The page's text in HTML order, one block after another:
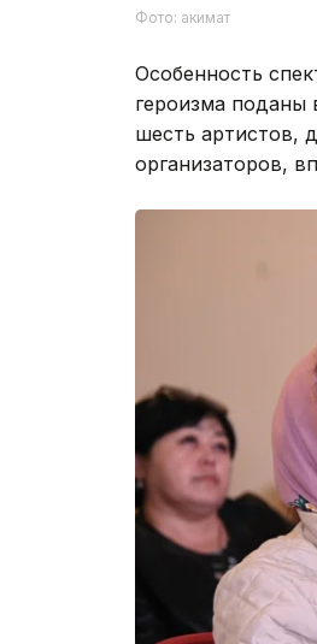
Фото: акимат
Особенность
героизма поданы
шесть артистов,
организаторов,